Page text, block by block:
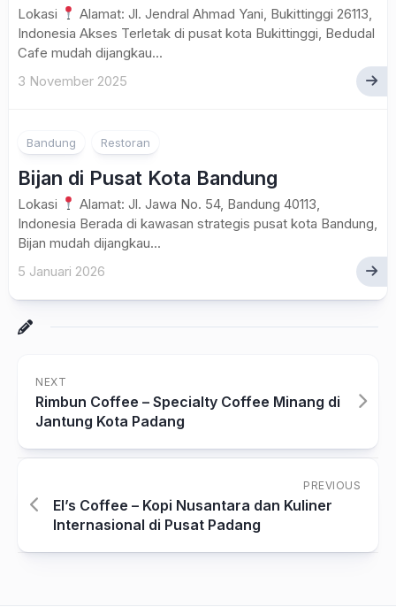
Lokasi
Alamat: Jl. Jendral Ahmad Yani, Bukittinggi 26113,
Indonesia Akses Terletak di pusat kota Bukittinggi, Bedudal
Cafe mudah dijangkau...
3 November 2025
Bandung Restoran
Bijan di Pusat Kota Bandung
Lokasi
Alamat: Jl. Jawa No. 54, Bandung 40113,
Indonesia Berada di kawasan strategis pusat kota Bandung,
Bijan mudah dijangkau...
5 Januari 2026
NEXT
Rimbun Coffee – Specialty Coffee Minang di
Jantung Kota Padang
PREVIOUS
El’s Coffee – Kopi Nusantara dan Kuliner
Internasional di Pusat Padang